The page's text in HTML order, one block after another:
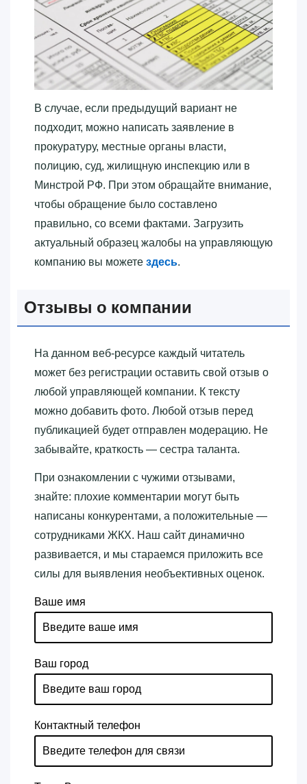
В случае, если предыдущий вариант не
подходит, можно написать заявление в
прокуратуру, местные органы власти,
полицию, суд, жилищную инспекцию или в
Минстрой РФ. При этом обращайте внимание,
чтобы обращение было составлено
правильно, со всеми фактами. Загрузить
актуальный образец жалобы на управляющую
компанию вы можете здесь.
Отзывы о компании
На данном веб-ресурсе каждый читатель
может без регистрации оставить свой отзыв о
любой управляющей компании. К тексту
можно добавить фото. Любой отзыв перед
публикацией будет отправлен модерацию. Не
забывайте, краткость — сестра таланта.
При ознакомлении с чужими отзывами,
знайте: плохие комментарии могут быть
написаны конкурентами, а положительные —
сотрудниками ЖКХ. Наш сайт динамично
развивается, и мы стараемся приложить все
силы для выявления необъективных оценок.
Ваше имя
Ваш город
Контактный телефон